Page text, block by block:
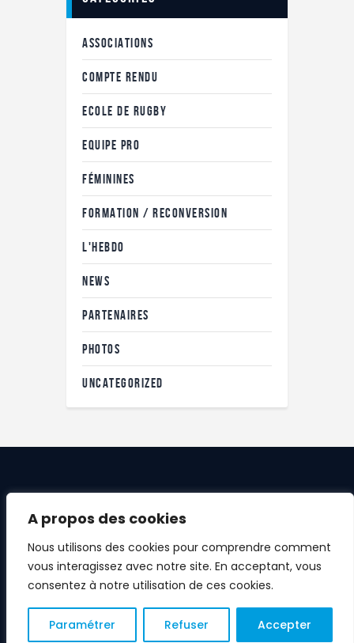
A propos des cookies
Nous utilisons des cookies pour comprendre comment
vous interagissez avec notre site. En acceptant, vous
consentez à notre utilisation de ces cookies.
Paramétrer Refuser Accepter
ASSOCIATIONS
COMPTE RENDU
ECOLE DE RUGBY
EQUIPE PRO
FÉMININES
FORMATION / RECONVERSION
L'HEBDO
NEWS
PARTENAIRES
PHOTOS
UNCATEGORIZED
Site réalisé par Rugby Club Massy
Rugby Club Massy Essonne © 2026.
Tous droit réservés.